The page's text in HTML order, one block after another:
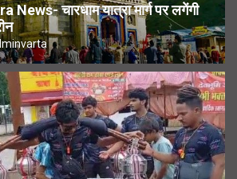
चारधाम यात्रा मार्ग पर लगेंगी